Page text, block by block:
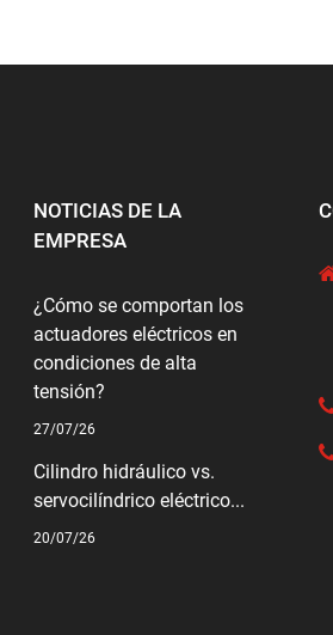
NOTICIAS DE LA
EMPRESA
¿Cómo se comportan los
actuadores eléctricos en
condiciones de alta
tensión?
27/07/26
Cilindro hidráulico vs.
servocilíndrico eléctrico...
20/07/26